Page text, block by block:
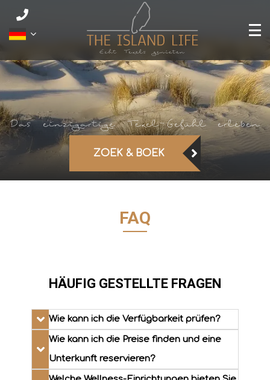
ZOEK & BOEK
FAQ
HÄUFIG GESTELLTE FRAGEN
Wie kann ich die Verfügbarkeit prüfen?
Wie kann ich die Preise finden und eine
Unterkunft reservieren?